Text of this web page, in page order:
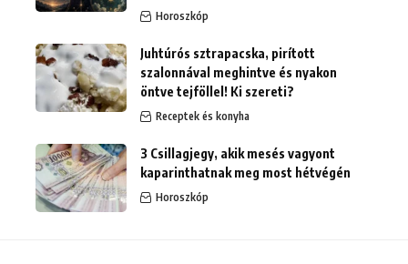
Horoszkóp
Juhtúrós sztrapacska, pirított
szalonnával meghintve és nyakon
öntve tejföllel! Ki szereti?
Receptek és konyha
3 Csillagjegy, akik mesés vagyont
kaparinthatnak meg most hétvégén
Horoszkóp